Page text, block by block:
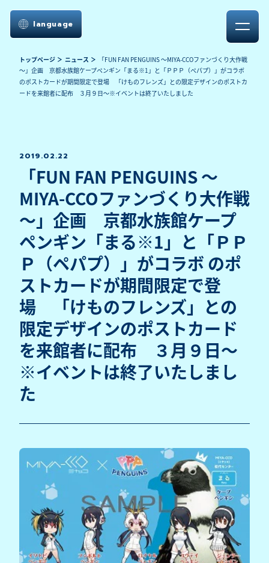
language
トップページ ニュース
「FUN FAN PENGUINS ～MIYA-CCOファンづくり大作戦
～」企画 京都水族館ケープペンギン「まる※1」と「ＰＰＰ（ペパプ）」がコラボ
のポストカードが期間限定で登場 「けものフレンズ」との限定デザインのポストカ
ードを来館者に配布 ３月９日～※イベントは終了いたしました
2019.02.22
「FUN FAN PENGUINS ～
MIYA-CCOファンづくり大作戦
～」企画 京都水族館ケープ
ペンギン「まる※1」と「ＰＰ
Ｐ（ペパプ）」がコラボ のポ
ストカードが期間限定で登
場 「けものフレンズ」との
限定デザインのポストカード
を来館者に配布 ３月９日～
※イベントは終了いたしまし
た